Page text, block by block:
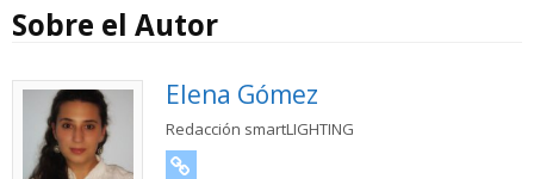
Sobre el Autor
Elena Gómez
Redacción smartLIGHTING